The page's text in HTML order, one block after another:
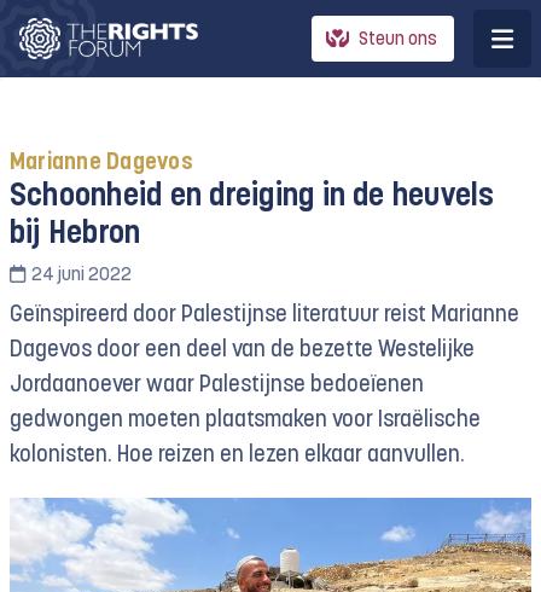
Steun ons
Marianne Dagevos
Schoonheid en dreiging in de heuvels
bij Hebron
24 juni 2022
Geïnspireerd door Palestijnse literatuur reist Marianne
Dagevos door een deel van de bezette Westelijke
Jordaanoever waar Palestijnse bedoeïenen
gedwongen moeten plaatsmaken voor Israëlische
kolonisten. Hoe reizen en lezen elkaar aanvullen.